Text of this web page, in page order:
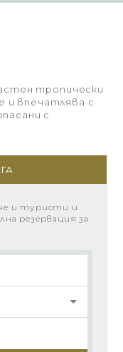
тропически
впечатлява с
с
и туристи и
резервация за